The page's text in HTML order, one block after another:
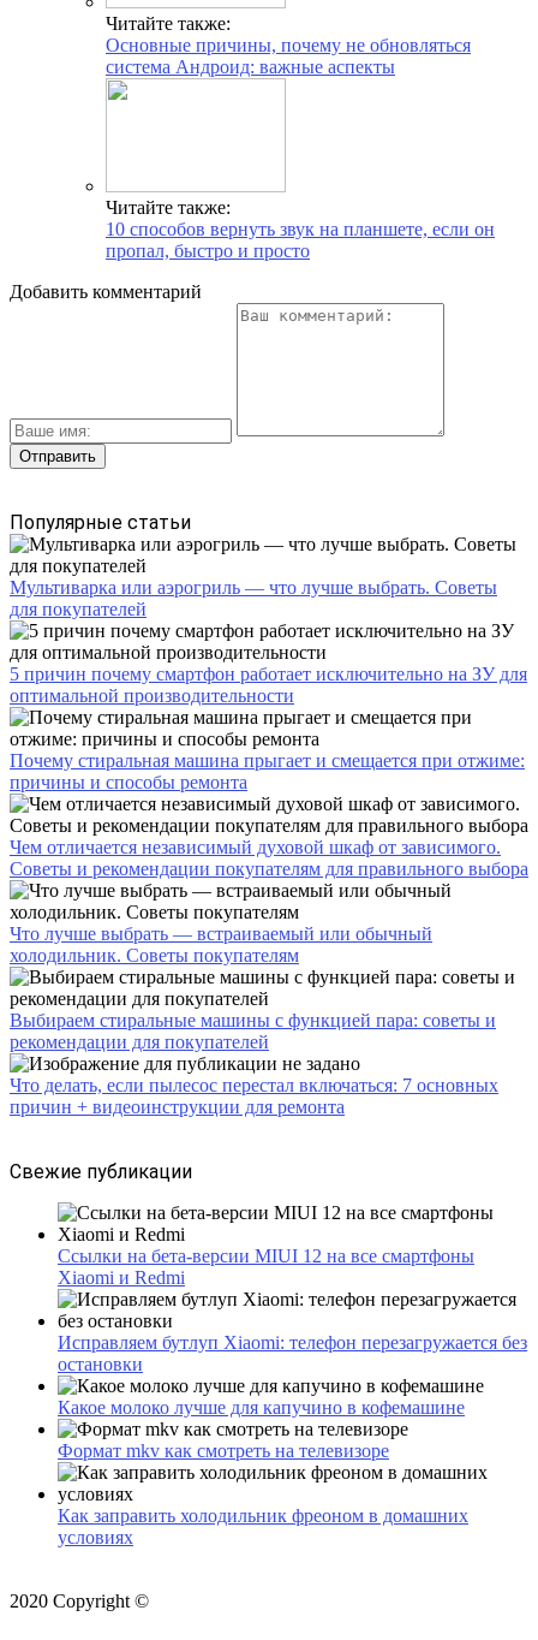
Читайте также:
Основные причины, почему не обновляться
система Андроид: важные аспекты
Читайте также:
10 способов вернуть звук на планшете, если он
пропал, быстро и просто
Добавить комментарий
Популярные статьи
Мультиварка или аэрогриль — что лучше выбрать. Советы
для покупателей
5 причин почему смартфон работает исключительно на ЗУ для
оптимальной производительности
Почему стиральная машина прыгает и смещается при отжиме:
причины и способы ремонта
Чем отличается независимый духовой шкаф от зависимого.
Советы и рекомендации покупателям для правильного выбора
Что лучше выбрать — встраиваемый или обычный
холодильник. Советы покупателям
Выбираем стиральные машины с функцией пара: советы и
рекомендации для покупателей
Что делать, если пылесос перестал включаться: 7 основных
причин + видеоинструкции для ремонта
Свежие публикации
Ссылки на бета-версии MIUI 12 на все смартфоны
Xiaomi и Redmi
Исправляем бутлуп Xiaomi: телефон перезагружается без
остановки
Какое молоко лучше для капучино в кофемашине
Формат mkv как смотреть на телевизоре
Как заправить холодильник фреоном в домашних
условиях
2020 Copyright ©